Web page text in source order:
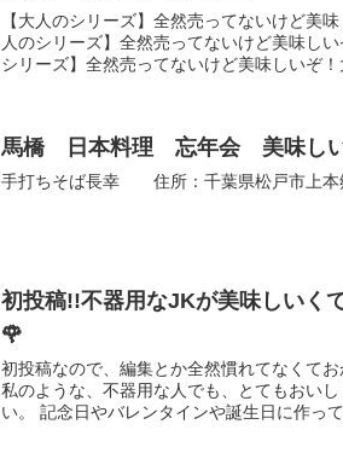
【大人のシリーズ】全然売ってないけど美
人のシリーズ】全然売ってないけど美味し
シリーズ】全然売ってないけど美味しいぞ！
馬橋 日本料理 忘年会 美味し
手打ちそば長幸 住所：千葉県松戸市上
初投稿!!不器用なJKが美味しいく
🌹
初投稿なので、編集とか全然慣れてなくて
私のような、不器用な人でも、とてもおい
い。 記念日やバレンタインや誕生日に作っ